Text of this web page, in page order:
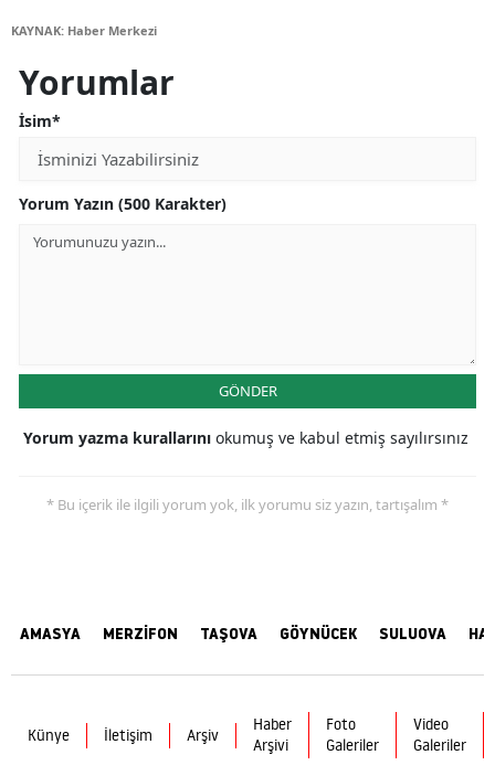
KAYNAK: Haber Merkezi
Yorumlar
İsim*
Yorum Yazın (500 Karakter)
GÖNDER
Yorum yazma kurallarını okumuş ve kabul etmiş sayılırsınız
* Bu içerik ile ilgili yorum yok, ilk yorumu siz yazın, tartışalım *
AMASYA MERZİFON TAŞOVA GÖYNÜCEK SULUOVA
Künye İletişim Arşiv
Haber
Arşivi
Foto
Galeriler
Video
Galeriler